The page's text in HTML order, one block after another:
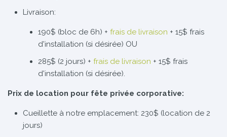
Livraison:
190$ (bloc de 6h) + frais de livraison + 15$ frais
d'installation (si désirée) OU
285$ (2 jours) + frais de livraison + 15$ frais
d'installation (si désirée).
Prix de location pour fête privée corporative:
Cueillette à notre emplacement: 230$ (location de 2
jours)